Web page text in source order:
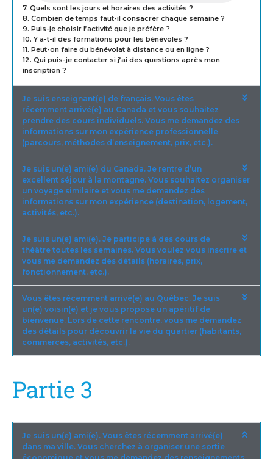
7. Quels sont les jours et horaires des activités ?
8. Combien de temps faut-il consacrer chaque semaine ?
9. Puis-je choisir l’activité que je préfère ?
10. Y a-t-il des formations pour les bénévoles ?
11. Peut-on faire du bénévolat à distance ou en ligne ?
12. Qui puis-je contacter si j’ai des questions après mon
inscription ?
Je suis enseignant(e) de français. Vous êtes
récemment arrivé(e) au Canada et vous souhaitez
prendre des cours individuels. Vous me demandez des
informations sur mon expérience professionnelle
(parcours, méthodes d’enseignement, prix, etc.).
Je suis un(e) ami(e) du Canada. Je rentre d’un
excellent séjour à la montagne. Vous souhaitez organiser
un voyage similaire et vous me demandez des
informations sur mon expérience (destination, logement,
activités, etc.).
Je suis un(e) ami(e). Je participe à des cours de
théâtre toutes les semaines. Vous voulez vous inscrire et
vous me demandez des détails (horaires, prix,
fonctionnement, etc.).
Vous êtes récemment arrivé(e) au Québec. Je suis
un(e) voisin(e) et je vous propose un apéritif de
bienvenue. Lors de cette rencontre, vous me demandez
des détails pour découvrir la vie du quartier (habitants,
commerces, activités, etc.).
Partie 3
Je suis un(e) ami(e). Vous êtes récemment arrivé(e)
dans ma ville. Vous cherchez à organiser une sortie